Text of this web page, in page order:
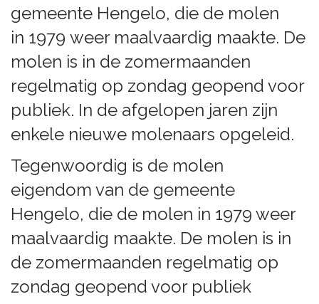
gemeente Hengelo, die de molen
in 1979 weer maalvaardig maakte. De
molen is in de zomermaanden
regelmatig op zondag geopend voor
publiek. In de afgelopen jaren zijn
enkele nieuwe molenaars opgeleid.
Tegenwoordig is de molen
eigendom van de gemeente
Hengelo, die de molen in 1979 weer
maalvaardig maakte. De molen is in
de zomermaanden regelmatig op
zondag geopend voor publiek